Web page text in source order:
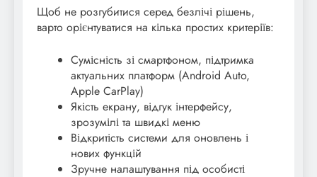
Щоб не розгубитися серед безлічі рішень,
варто орієнтуватися на кілька простих критеріїв:
Сумісність зі смартфоном, підтримка
актуальних платформ (Android Auto,
Apple CarPlay)
Якість екрану, відгук інтерфейсу,
зрозумілі та швидкі меню
Відкритість системи для оновлень і
нових функцій
Зручне налаштування під особисті